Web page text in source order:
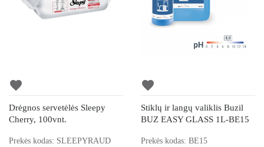
favorite
Drėgnos servetėlės Sleepy
Cherry, 100vnt.
Prekės kodas: SLEEPYRAUD
favorite
Stiklų ir langų valiklis Buzil
BUZ EASY GLASS 1L-BE15
Prekės kodas: BE15